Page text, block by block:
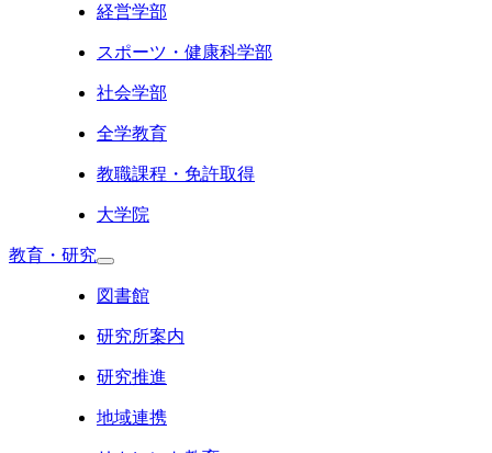
経営学部
スポーツ・健康科学部
社会学部
全学教育
教職課程・免許取得
大学院
教育・研究
図書館
研究所案内
研究推進
地域連携